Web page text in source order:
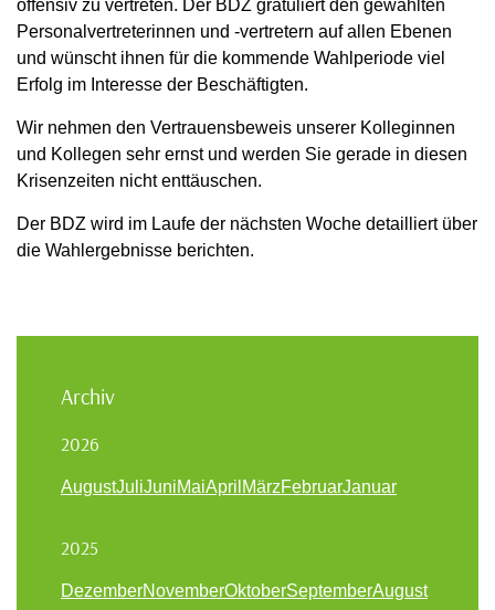
offensiv zu vertreten. Der BDZ gratuliert den gewählten
Personalvertreterinnen und -vertretern auf allen Ebenen
und wünscht ihnen für die kommende Wahlperiode viel
Erfolg im Interesse der Beschäftigten.
Wir nehmen den Vertrauensbeweis unserer Kolleginnen
und Kollegen sehr ernst und werden Sie gerade in diesen
Krisenzeiten nicht enttäuschen.
Der BDZ wird im Laufe der nächsten Woche detailliert über
die Wahlergebnisse berichten.
Archiv
2026
AugustJuliJuniMaiApril MärzFebruarJanuar
2025
DezemberNovemberOktoberSeptemberAugust